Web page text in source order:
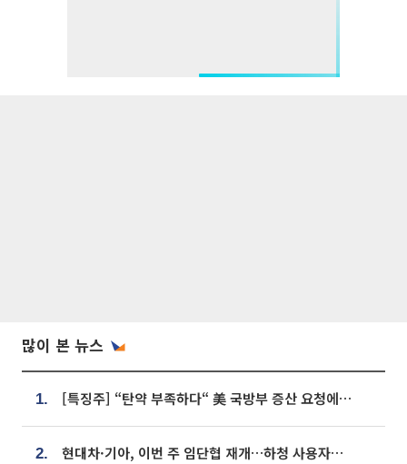
많이 본 뉴스
1. [특징주] “탄약 부족하다“ 美 국방부 증산 요청에⋯국내 방산주 급등세
2. 현대차·기아, 이번 주 임단협 재개…하청 사용자성 재심도 ‘변수’